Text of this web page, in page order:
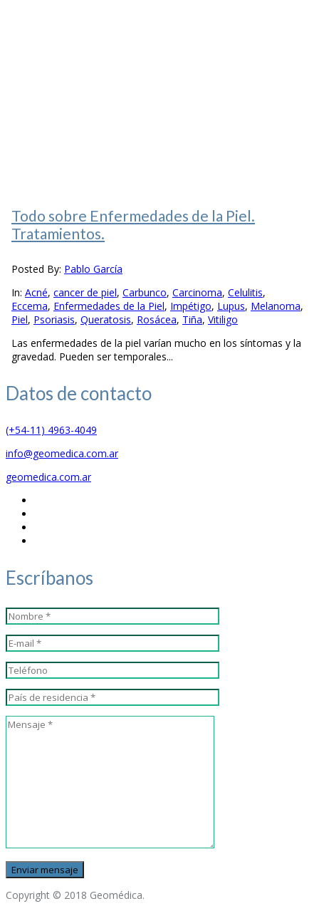
Todo sobre Enfermedades de la Piel.
Tratamientos.
Posted By: Pablo García
In: Acné, cancer de piel, Carbunco, Carcinoma, Celulitis,
Eccema, Enfermedades de la Piel, Impétigo, Lupus, Melanoma,
Piel, Psoriasis, Queratosis, Rosácea, Tiña, Vitiligo
Las enfermedades de la piel varían mucho en los síntomas y la
gravedad. Pueden ser temporales...
Datos de contacto
(+54-11) 4963-4049
info@geomedica.com.ar
geomedica.com.ar
Escríbanos
Copyright © 2018 Geomédica.